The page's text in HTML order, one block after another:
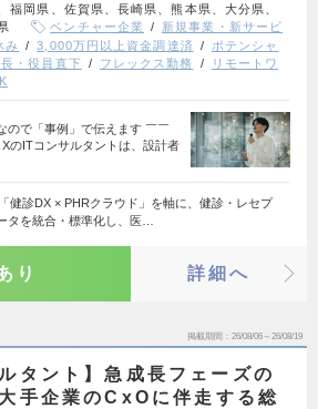
福岡県、佐賀県、長崎県、熊本県、大分県、
ベンチャー企業
新規事業・新サービ
み 3,000万円以上資金調達済
ポテンシャ
・役員直下 フレックス勤務
リモートワ
ので「事例」で伝えます ￣￣
のITコンサルタントは、設計者
健診DX × PHRクラウド」を軸に、健診・レセプ
タを統合・標準化し、医…
り 詳細へ
掲載期間 26/08/06～26/08/19
タント】急成長フェーズの
手企業のCxOに伴走する総